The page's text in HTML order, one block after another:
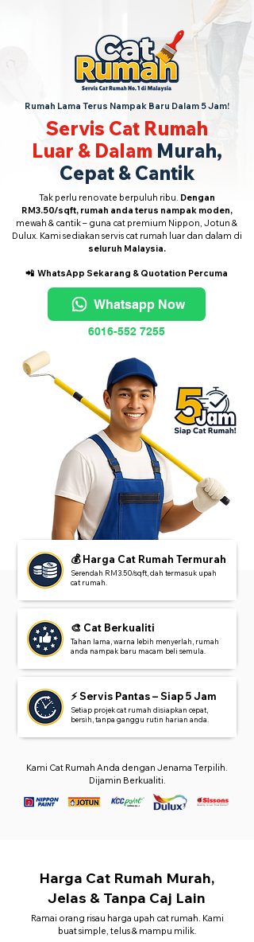
Rumah Lama Terus Nampak Baru Dalam 5 Jam!
Servis Cat Rumah
Luar & Dalam Murah,
Cepat & Cantik
Tak perlu renovate berpuluh ribu. Dengan
RM3.50/sqft, rumah anda terus nampak moden,
mewah & cantik – guna cat premium Nippon, Jotun &
Dulux. Kami sediakan servis cat rumah luar dan dalam di
seluruh Malaysia.
📲 WhatsApp Sekarang & Quotation Percuma
Whatsapp Now
6016-552 7255
💰 Harga Cat Rumah Termurah
Serendah RM3.50/sqft, dah termasuk upah
cat rumah.
🎨 Cat Berkualiti
Tahan lama, warna lebih menyerlah, rumah
anda nampak baru macam beli semula.
⚡ Servis Pantas – Siap 5 Jam
Setiap projek cat rumah disiapkan cepat,
bersih, tanpa ganggu rutin harian anda.
Kami Cat Rumah Anda dengan Jenama Terpilih.
Dijamin Berkualiti.
Harga Cat Rumah Murah,
Jelas & Tanpa Caj Lain
Ramai orang risau harga upah cat rumah. Kami
buat simple, telus & mampu milik.